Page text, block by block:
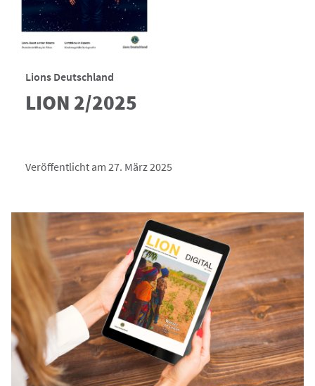
Lions Deutschland
LION 2/2025
Veröffentlicht am 27. März 2025